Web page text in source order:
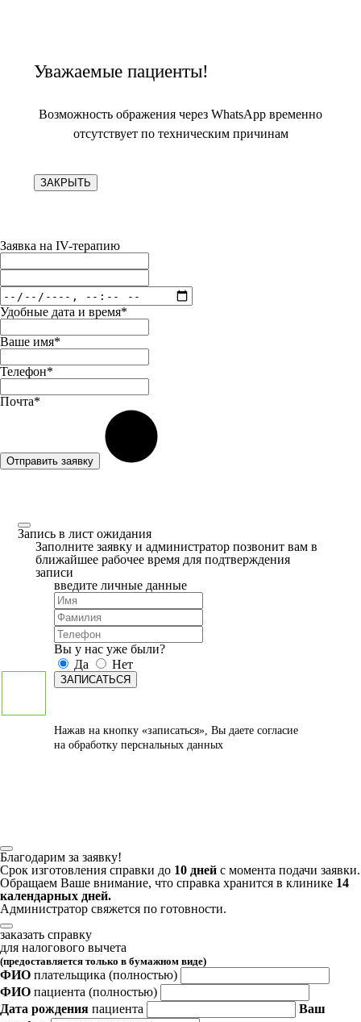
Уважаемые пациенты!
Возможность ображения через WhatsApp временно
отсутствует по техническим причинам
ЗАКРЫТЬ
Заявка на IV-терапию
Удобные дата и время*
Ваше имя*
Телефон*
Почта*
Отправить заявку
Запись в лист ожидания
Заполните заявку и администратор позвонит вам в
ближайшее рабочее время для подтверждения
записи
введите личные данные
Вы у нас уже были?
Да
Нет
ЗАПИСАТЬСЯ
Нажав на кнопку «записаться», Вы даете согласие
на обработку перснальных данных
Благодарим за заявку!
Срок изготовления справки до 10 дней с момента подачи заявки.
Обращаем Ваше внимание, что справка хранится в клинике 14
календарных дней.
Администратор свяжется по готовности.
заказать справку
для налогового вычета
(предоставляется только в бумажном виде)
ФИО плательщика (полностью)
ФИО пациента (полностью)
Дата рождения пациента
Ваш